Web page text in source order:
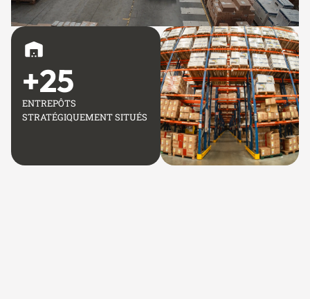
ENTREPÔTS
STRATÉGIQUEMENT SITUÉS
+25